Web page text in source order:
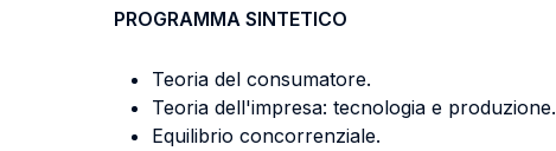
PROGRAMMA SINTETICO
Teoria del consumatore.
Teoria dell'impresa: tecnologia e produzione.
Equilibrio concorrenziale.